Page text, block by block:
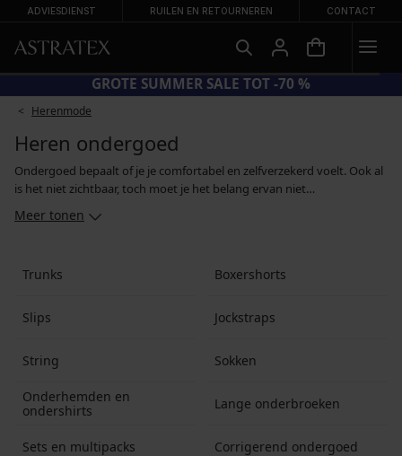
ADVIESDIENST RUILEN EN RETOURNEREN CONTACT
= EXTRA −20% OP AFGEPRIJSDE BADMODE
Herenmode
Heren ondergoed
Ondergoed bepaalt of je je comfortabel en zelfverzekerd voelt. Ook al
is het niet zichtbaar, toch moet je het belang ervan niet
van populaire boxers en shorts, via slips en jockstraps tot body´s,
cropped snit of opvallende sokken met een kleurrijke print.
Meer tonen
Trunks Boxershorts
Slips Jockstraps
String Sokken
Onderhemden en
ondershirts
Lange onderbroeken
Sets en multipacks Corrigerend ondergoed